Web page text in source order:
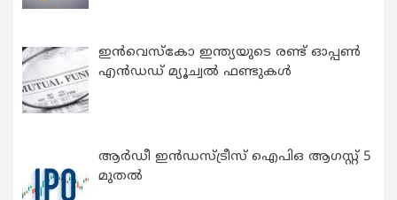
ഇന്‍വെസ്കോ ഇന്ത്യയുടെ രണ്ട് ഓപ്പണ്‍
എന്‍ഡഡ് മ്യൂച്വല്‍ ഫണ്ടുകള്‍
ആർഡീ ഇൻഡസ്ട്രീസ് ഐപിഒ ആഗസ്റ്റ് 5
മുതൽ